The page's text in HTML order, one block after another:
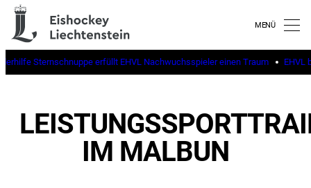
Sternschnuppe erfüllt EHVL Nachwuchsspieler einen Traum EHVL
IM MALBUN